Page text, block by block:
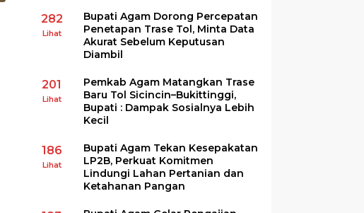
282
Lihat
Bupati Agam Dorong Percepatan
Penetapan Trase Tol, Minta Data
Akurat Sebelum Keputusan
Diambil
201
Lihat
Pemkab Agam Matangkan Trase
Baru Tol Sicincin–Bukittinggi,
Bupati : Dampak Sosialnya Lebih
Kecil
186
Lihat
Bupati Agam Tekan Kesepakatan
LP2B, Perkuat Komitmen
Lindungi Lahan Pertanian dan
Ketahanan Pangan